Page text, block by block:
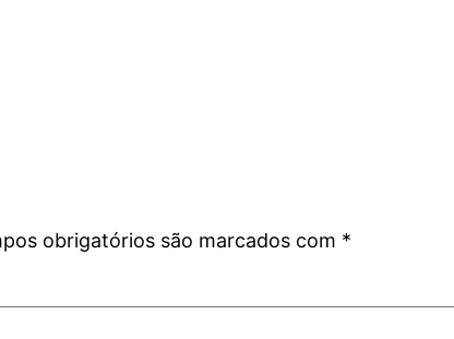
obrigatórios são marcados com *